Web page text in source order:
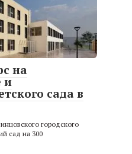
на
и
сада в
городского
сад на 300